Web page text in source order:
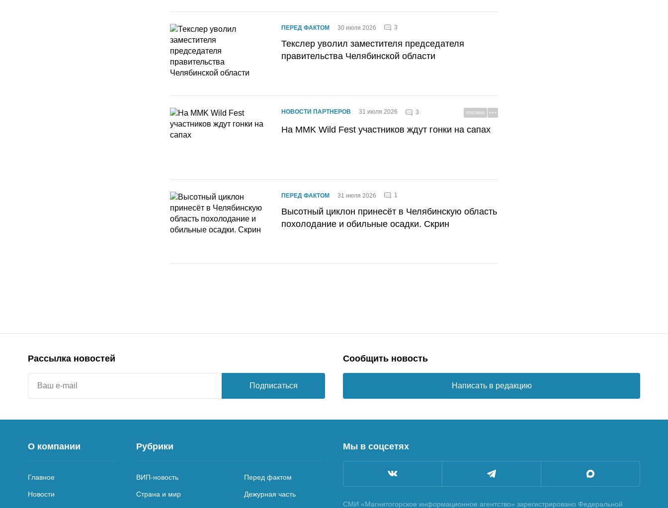
ПЕРЕД ФАКТОМ 30 июля 2026 3
Текслер уволил заместителя председателя
правительства Челябинской области
НОВОСТИ ПАРТНЕРОВ 31 июля 2026 3 РЕКЛАМА
На MMK Wild Fest участников ждут гонки на сапах
ПЕРЕД ФАКТОМ 31 июля 2026 1
Высотный циклон принесёт в Челябинскую область
похолодание и обильные осадки. Скрин
Рассылка новостей
Подписаться
Сообщить новость
Написать в редакцию
О компании
Главное
Новости
Рубрики
ВИП-новость Перед фактом
Страна и мир Дежурная часть
Мы в соцсетях
СМИ «Магнитогорское информационное агентство» зарегистрировано Федеральной